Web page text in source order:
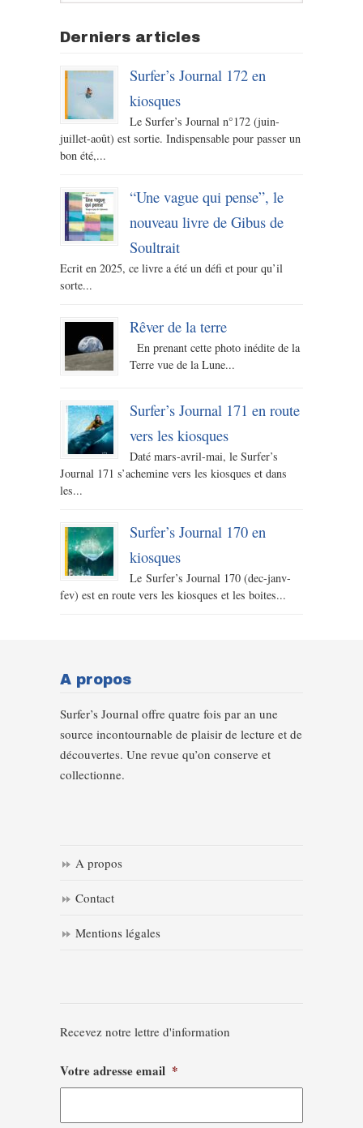
Derniers articles
Surfer’s Journal 172 en
kiosques
Le Surfer’s Journal n°172 (juin-
juillet-août) est sortie. Indispensable pour passer un
bon été,...
“Une vague qui pense”, le
nouveau livre de Gibus de
Soultrait
Ecrit en 2025, ce livre a été un défi et pour qu’il
sorte...
Rêver de la terre
En prenant cette photo inédite de la
Terre vue de la Lune...
Surfer’s Journal 171 en route
vers les kiosques
Daté mars-avril-mai, le Surfer’s
Journal 171 s’achemine vers les kiosques et dans
les...
Surfer’s Journal 170 en
kiosques
Le Surfer’s Journal 170 (dec-janv-
fev) est en route vers les kiosques et les boites...
A propos
Surfer’s Journal offre quatre fois par an une
source incontournable de plaisir de lecture et de
découvertes. Une revue qu’on conserve et
collectionne.
A propos
Contact
Mentions légales
Recevez notre lettre d'information
Votre adresse email *